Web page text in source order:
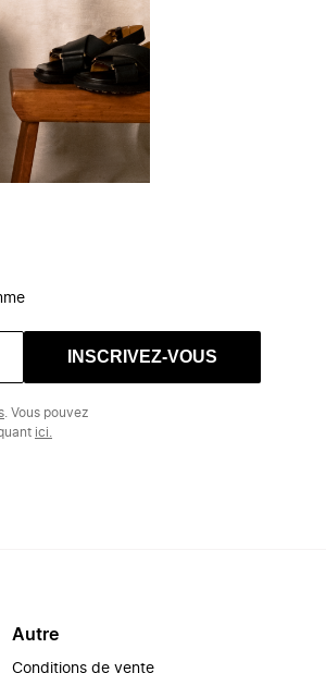
INSCRIVEZ-VOUS
. Vous pouvez
ici.
Autre
Conditions de vente